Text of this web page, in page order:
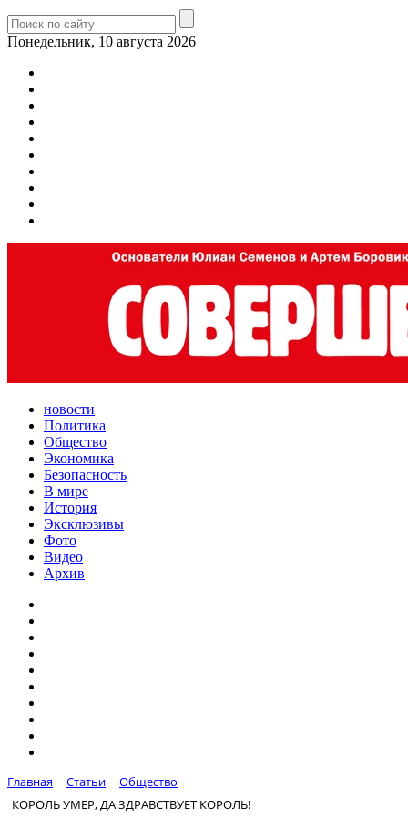
Понедельник, 10 августа 2026
новости
Политика
Общество
Экономика
Безопасность
В мире
История
Эксклюзивы
Фото
Видео
Архив
Главная Статьи
Общество
КОРОЛЬ УМЕР, ДА ЗДРАВСТВУЕТ КОРОЛЬ!